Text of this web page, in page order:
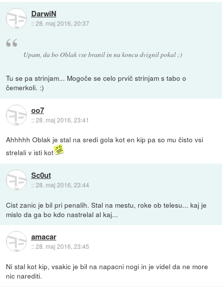
DarwiN
::28. maj 2016, 20:37
Upam, da bo Oblak vse branil in na koncu dvignil pokal ;)
Tu se pa strinjam... Mogoče se celo prvič strinjam s tabo o
čemerkoli. :)
oo7
::28. maj 2016, 23:41
Ahhhhh Oblak je stal na sredi gola kot en kip pa so mu čisto vsi
strelali v isti kot
Sc0ut
::28. maj 2016, 23:44
Cist zanic je bil pri penalih. Stal na mestu, roke ob telesu... kaj je
mislo da ga bo kdo nastrelal al kaj...
amacar
::28. maj 2016, 23:45
Ni stal kot kip, vsakic je bil na napacni nogi in je videl da ne more
nic narediti.